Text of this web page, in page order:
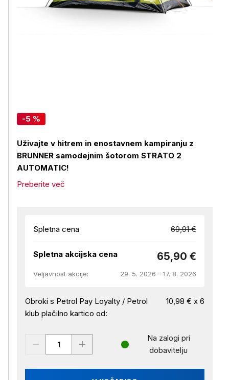
-5 %
Uživajte v hitrem in enostavnem kampiranju z
BRUNNER samodejnim šotorom STRATO 2
AUTOMATIC!
Preberite več
Spletna cena 69,91 €
Spletna akcijska cena 65,90 €
Veljavnost akcije: 29. 5. 2026 - 17. 8. 2026
Obroki s Petrol Pay Loyalty / Petrol
klub plačilno kartico od:
10,98 € x 6
Na zalogi pri
dobavitelju